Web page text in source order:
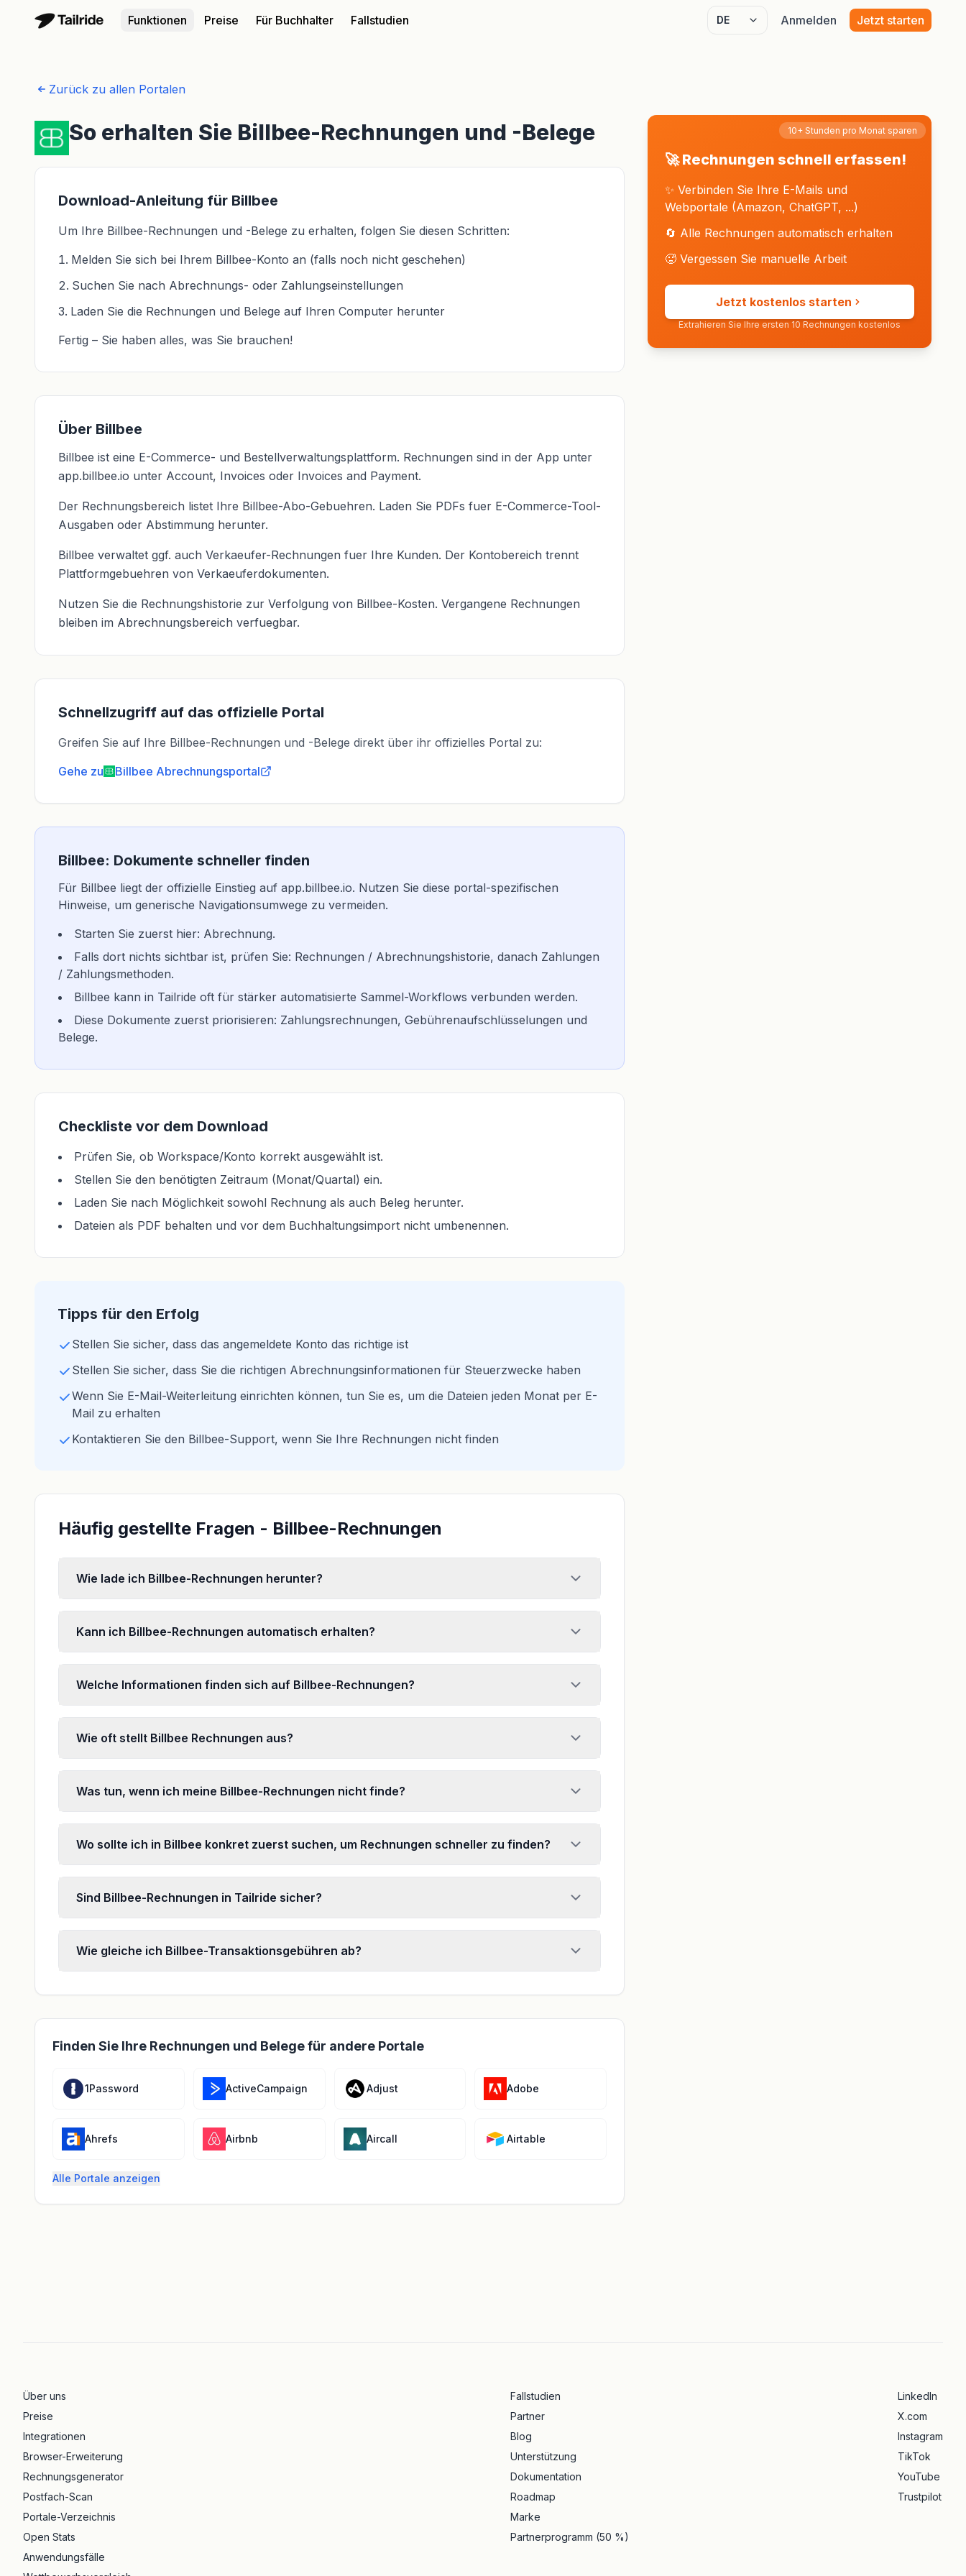
Funktionen Preise Für Buchhalter Fallstudien
Select language
Anmelden Jetzt starten
Zurück zu allen Portalen
So erhalten Sie Billbee-Rechnungen und -Belege
Download-Anleitung für Billbee
Um Ihre Billbee-Rechnungen und -Belege zu erhalten, folgen Sie diesen Schritten:
Melden Sie sich bei Ihrem Billbee-Konto an (falls noch nicht geschehen)
Suchen Sie nach Abrechnungs- oder Zahlungseinstellungen
Laden Sie die Rechnungen und Belege auf Ihren Computer herunter
Fertig – Sie haben alles, was Sie brauchen!
Über Billbee
Billbee ist eine E-Commerce- und Bestellverwaltungsplattform. Rechnungen sind in der App unter
app.billbee.io unter Account, Invoices oder Invoices and Payment.
Der Rechnungsbereich listet Ihre Billbee-Abo-Gebuehren. Laden Sie PDFs fuer E-Commerce-Tool-
Ausgaben oder Abstimmung herunter.
Billbee verwaltet ggf. auch Verkaeufer-Rechnungen fuer Ihre Kunden. Der Kontobereich trennt
Plattformgebuehren von Verkaeuferdokumenten.
Nutzen Sie die Rechnungshistorie zur Verfolgung von Billbee-Kosten. Vergangene Rechnungen
bleiben im Abrechnungsbereich verfuegbar.
Schnellzugriff auf das offizielle Portal
Greifen Sie auf Ihre Billbee-Rechnungen und -Belege direkt über ihr offizielles Portal zu:
Gehe zu
Billbee Abrechnungsportal
Billbee: Dokumente schneller finden
Für Billbee liegt der offizielle Einstieg auf app.billbee.io. Nutzen Sie diese portal-spezifischen
Hinweise, um generische Navigationsumwege zu vermeiden.
Starten Sie zuerst hier: Abrechnung.
Falls dort nichts sichtbar ist, prüfen Sie: Rechnungen / Abrechnungshistorie, danach Zahlungen
/ Zahlungsmethoden.
Billbee kann in Tailride oft für stärker automatisierte Sammel-Workflows verbunden werden.
Diese Dokumente zuerst priorisieren: Zahlungsrechnungen, Gebührenaufschlüsselungen und
Belege.
Checkliste vor dem Download
Prüfen Sie, ob Workspace/Konto korrekt ausgewählt ist.
Stellen Sie den benötigten Zeitraum (Monat/Quartal) ein.
Laden Sie nach Möglichkeit sowohl Rechnung als auch Beleg herunter.
Dateien als PDF behalten und vor dem Buchhaltungsimport nicht umbenennen.
Tipps für den Erfolg
Stellen Sie sicher, dass das angemeldete Konto das richtige ist
Stellen Sie sicher, dass Sie die richtigen Abrechnungsinformationen für Steuerzwecke haben
Wenn Sie E-Mail-Weiterleitung einrichten können, tun Sie es, um die Dateien jeden Monat per E-
Mail zu erhalten
Kontaktieren Sie den Billbee-Support, wenn Sie Ihre Rechnungen nicht finden
Häufig gestellte Fragen - Billbee-Rechnungen
Wie lade ich Billbee-Rechnungen herunter?
Kann ich Billbee-Rechnungen automatisch erhalten?
Welche Informationen finden sich auf Billbee-Rechnungen?
Wie oft stellt Billbee Rechnungen aus?
Was tun, wenn ich meine Billbee-Rechnungen nicht finde?
Wo sollte ich in Billbee konkret zuerst suchen, um Rechnungen schneller zu finden?
Sind Billbee-Rechnungen in Tailride sicher?
Wie gleiche ich Billbee-Transaktionsgebühren ab?
Finden Sie Ihre Rechnungen und Belege für andere Portale
1Password ActiveCampaign Adjust Adobe
Ahrefs Airbnb Aircall Airtable
Alle Portale anzeigen
10+ Stunden pro Monat sparen
🚀 Rechnungen schnell erfassen!
✨ Verbinden Sie Ihre E-Mails und
Webportale (Amazon, ChatGPT, ...)
🔄 Alle Rechnungen automatisch erhalten
🥵 Vergessen Sie manuelle Arbeit
Jetzt kostenlos starten
Extrahieren Sie Ihre ersten 10 Rechnungen kostenlos
Über uns
Preise
Integrationen
Browser-Erweiterung
Rechnungsgenerator
Postfach-Scan
Portale-Verzeichnis
Open Stats
Anwendungsfälle
Fallstudien
Partner
Blog
Unterstützung
Dokumentation
Roadmap
Marke
Partnerprogramm (50 %)
LinkedIn
X.com
Instagram
TikTok
YouTube
Trustpilot